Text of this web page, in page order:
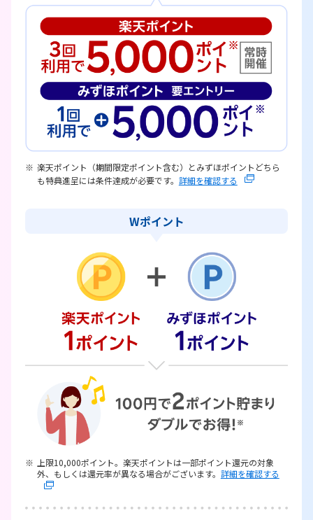
楽天ポイント（期間限定ポイント含む）とみずほポイントどちら
も特典進呈には条件達成が必要です。 詳細を確認する
Wポイント
上限10,000ポイント。楽天ポイントは一部ポイント還元の対象
外、もしくは還元率が異なる場合がございます。 詳細を確認する